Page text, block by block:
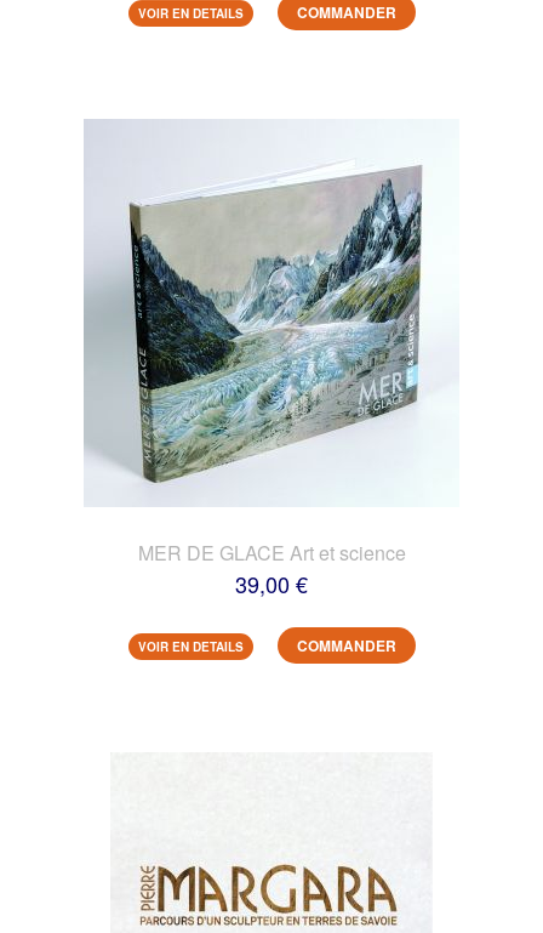
VOIR EN DETAILS COMMANDER
MER DE GLACE Art et science
39,00 €
VOIR EN DETAILS COMMANDER